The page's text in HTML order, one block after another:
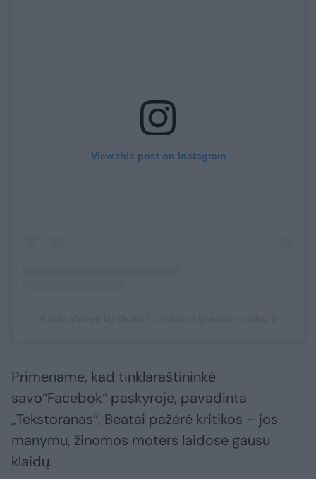
View this post on Instagram
Primename, kad tinklaraštininkė
savo“Facebok“ paskyroje, pavadinta
„Tekstoranas“, Beatai pažėrė kritikos – jos
manymu, žinomos moters laidose gausu
klaidų.